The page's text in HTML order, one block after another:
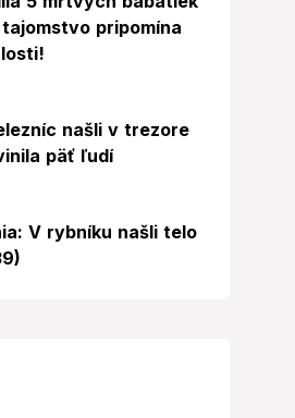
pripomína
našli v trezore
päť ľudí
V rybníku našli telo